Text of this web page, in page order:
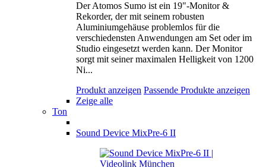
Der Atomos Sumo ist ein 19"-Monitor &
Rekorder, der mit seinem robusten
Aluminiumgehäuse problemlos für die
verschiedensten Anwendungen am Set oder im
Studio eingesetzt werden kann. Der Monitor
sorgt mit seiner maximalen Helligkeit von 1200
Ni...
Produkt anzeigen Passende Produkte anzeigen
Zeige alle
Ton
Sound Device MixPre-6 II